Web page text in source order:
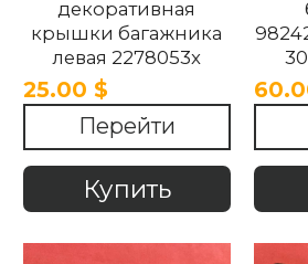
декоративная
крышки багажника
левая 2278053x
1734194x Peugeot
3008 2017-2024
25.00 $
Перейти
Купить